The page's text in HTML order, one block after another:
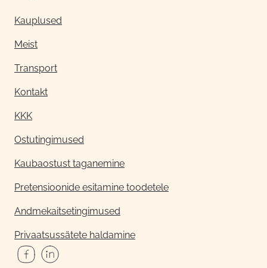
Kauplused
Meist
Transport
Kontakt
KKK
Ostutingimused
Kaubaostust taganemine
Pretensioonide esitamine toodetele
Andmekaitsetingimused
Privaatsussätete haldamine